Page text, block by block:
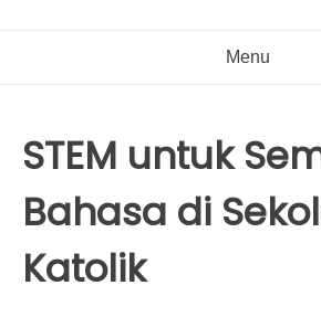
Menu
STEM untuk
Bahasa di
Katolik